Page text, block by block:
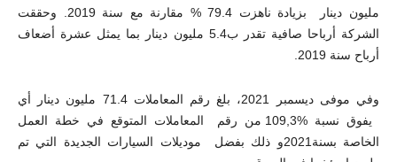
مليون دينار بزيادة ناهزت 79.4 % مقارنة مع سنة 2019. وحققت
الشركة أرباحا صافية تقدر ب5.4 مليون دينار بما يمثل عشرة أضعاف
أرباح سنة 2019.
وفي موفى ديسمبر 2021، بلغ رقم المعاملات 71.4 مليون دينار أي
يفوق نسبة %109,3 من رقم المعاملات المتوقع في خطة العمل
الخاصة بسنة2021و ذلك بفضل موديلات السيارات الجديدة التي تم